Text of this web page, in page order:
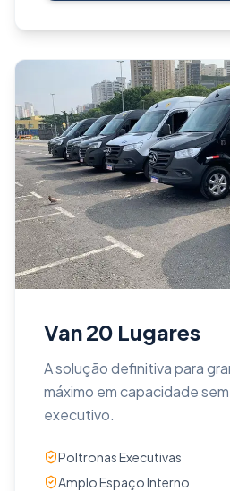
Van 20 Lugares
A solução definitiva para
máximo em capacidade
executivo.
Poltronas Executivas
Amplo Espaço Interno